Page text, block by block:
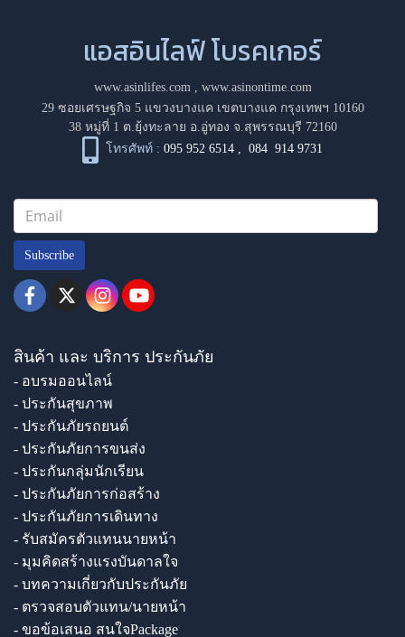
แอสอินไลฟ์ โบรคเกอร์
www.asinlifes.com, www.asinontime.com
29 ซอยเศรษฐกิจ 5 แขวงบางแค เขตบางแค กรุงเทพฯ 10160
38 หมู่ที่ 1 ต.ยุ้งทะลาย อ.อู่ทอง จ.สุพรรณบุรี 72160
โทรศัพท์ : 095 952 6514 ,084 914 9731
Subscribe
สินค้า และ บริการ ประกันภัย
- อบรมออนไลน์
- ประกันสุขภาพ
- ประกันภัยรถยนต์
- ประกันภัยการขนส่ง
- ประกันกลุ่มนักเรียน
- ประกันภัยการก่อสร้าง
- ประกันภัยการเดินทาง
- รับสมัครตัวแทนนายหน้า
- มุมคิดสร้างแรงบันดาลใจ
- บทความเกี่ยวกับประกันภัย
- ตรวจสอบตัวแทน/นายหน้า
- ขอข้อเสนอ สนใจPackage